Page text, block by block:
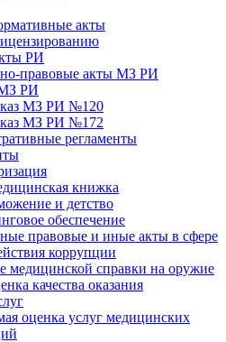
акты
РИ
правовые акты МЗ РИ
РИ
МЗ РИ №120
МЗ РИ №172
регламенты
книжка
и детство
обеспечение
правовые и иные акты в сфере
коррупции
медицинской справки на оружие
качества оказания
оценка услуг медицинскиx